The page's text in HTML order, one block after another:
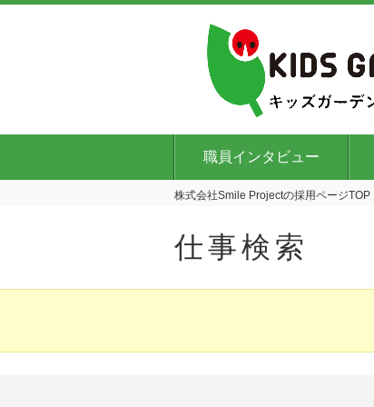
職員インタビュー
株式会社Smile Projectの採用ページTOP
仕事検索